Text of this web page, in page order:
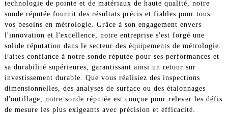
technologie de pointe et de matériaux de haute qualité, notre
sonde réputée fournit des résultats précis et fiables pour tous
vos besoins en métrologie. Grâce à son engagement envers
l'innovation et l'excellence, notre entreprise s'est forgé une
solide réputation dans le secteur des équipements de métrologie.
Faites confiance à notre sonde réputée pour ses performances et
sa durabilité supérieures, garantissant ainsi un retour sur
investissement durable. Que vous réalisiez des inspections
dimensionnelles, des analyses de surface ou des étalonnages
d'outillage, notre sonde réputée est conçue pour relever les défis
de mesure les plus exigeants avec précision et efficacité.